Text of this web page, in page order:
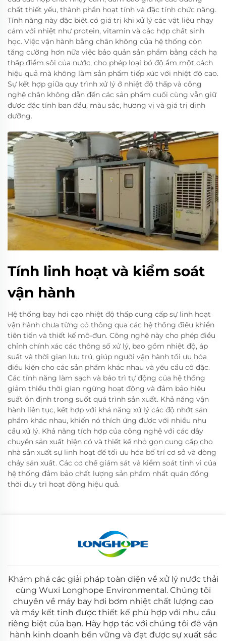
chất thiết yếu, thành phần hoạt tính và đặc tính chức năng.
Tính năng này đặc biệt có giá trị khi xử lý các vật liệu nhạy
cảm với nhiệt như protein, vitamin và các hợp chất sinh
học. Việc vận hành bằng chân không của hệ thống còn
tăng cường hơn nữa việc bảo quản sản phẩm bằng cách hạ
thấp điểm sôi của nước, cho phép loại bỏ độ ẩm một cách
hiệu quả mà không làm sản phẩm tiếp xúc với nhiệt độ cao.
Sự kết hợp giữa quy trình xử lý ở nhiệt độ thấp và công
nghệ chân không dẫn đến các sản phẩm cuối cùng vẫn giữ
được đặc tính ban đầu, màu sắc, hương vị và giá trị dinh
dưỡng.
Tính linh hoạt và kiểm soát
vận hành
Hệ thống bay hơi cạo nhiệt độ thấp cung cấp sự linh hoạt
vận hành chưa từng có thông qua các hệ thống điều khiển
tiên tiến và thiết kế mô-đun. Công nghệ này cho phép điều
chỉnh chính xác các thông số xử lý, bao gồm nhiệt độ, áp
suất và thời gian lưu trú, giúp người vận hành tối ưu hóa
điều kiện cho các sản phẩm khác nhau và yêu cầu cô đặc.
Các tính năng làm sạch và bảo trì tự động của hệ thống
giảm thiểu thời gian ngừng hoạt động và đảm bảo hiệu
suất ổn định trong suốt quá trình sản xuất. Khả năng vận
hành liên tục, kết hợp với khả năng xử lý các độ nhớt sản
phẩm khác nhau, khiến nó thích ứng được với nhiều nhu
cầu xử lý. Khả năng tích hợp của công nghệ với các dây
chuyền sản xuất hiện có và thiết kế nhỏ gọn cung cấp cho
nhà sản xuất sự linh hoạt để tối ưu hóa bố trí cơ sở và dòng
chảy sản xuất. Các cơ chế giám sát và kiểm soát tinh vi của
hệ thống đảm bảo chất lượng sản phẩm nhất quán đồng
thời duy trì hoạt động hiệu quả.
Khám phá các giải pháp toàn diện về xử lý nước thải
cùng Wuxi Longhope Environmental. Chúng tôi
chuyên về máy bay hơi bơm nhiệt chất lượng cao
và máy kết tinh được thiết kế phù hợp với nhu cầu
riêng biệt của bạn. Hãy hợp tác với chúng tôi để vận
hành kinh doanh bền vững và đạt được sự xuất sắc